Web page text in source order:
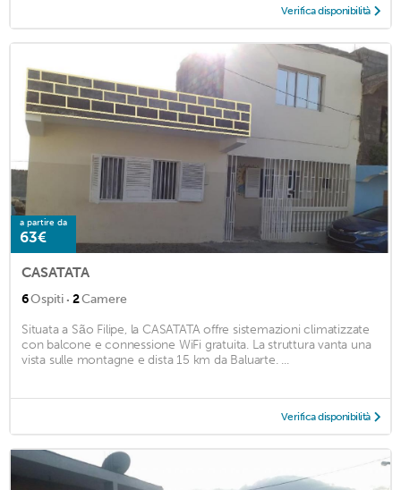
Verifica disponibilità
a partire da
63€
CASATATA
6Ospiti · 2Camere
Situata a São Filipe, la CASATATA offre sistemazioni climatizzate
con balcone e connessione WiFi gratuita. La struttura vanta una
vista sulle montagne e dista 15 km da Baluarte. ...
Verifica disponibilità